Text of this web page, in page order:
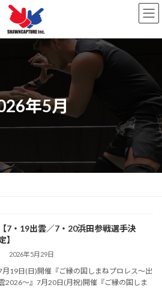
年5月
【7・19出雲／7・20浜田参戦選手決
】
2026年5月29日
月19日(日)開催『ご縁の国しまねプロレス〜出
2026〜』7月20日(月祝)開催『ご縁の国しま